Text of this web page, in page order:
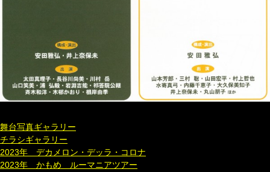
舞台写真ギャラリー
チラシギャラリー
2023年 デカメロン・デッラ・コロナ
2023年 かもめ ルーマニアツアー